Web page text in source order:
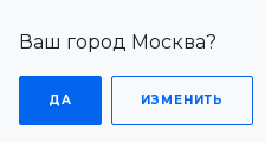
Ваш город Москва?
ДА ИЗМЕНИТЬ